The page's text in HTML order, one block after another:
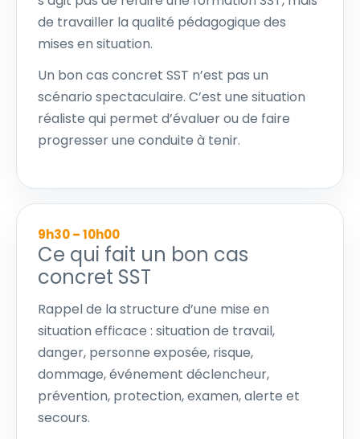
de travailler la qualité pédagogique des
mises en situation.
Un bon cas concret SST n’est pas un
scénario spectaculaire. C’est une situation
réaliste qui permet d’évaluer ou de faire
progresser une conduite à tenir.
9h30 – 10h00
Ce qui fait un bon cas
concret SST
Rappel de la structure d’une mise en
situation efficace : situation de travail,
danger, personne exposée, risque,
dommage, événement déclencheur,
prévention, protection, examen, alerte et
secours.